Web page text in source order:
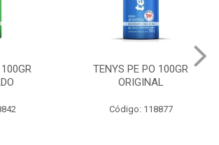
100GR
TENYS PE PO 100GR
WOMAN
Código: 219800